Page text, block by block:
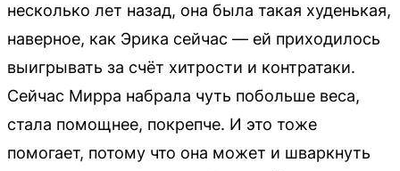
несколько лет назад, она была такая худенькая,
наверное, как Эрика сейчас — ей приходилось
выигрывать за счёт хитрости и контратаки.
Сейчас Мирра набрала чуть побольше веса,
стала помощнее, покрепче. И это тоже
помогает, потому что она может и шваркнуть